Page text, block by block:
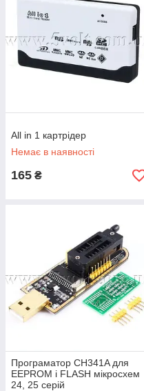
All in 1 картрідер
Немає в наявності
165 ₴
Програматор CH341A для
EEPROM і FLASH мікросхем
24, 25 серій